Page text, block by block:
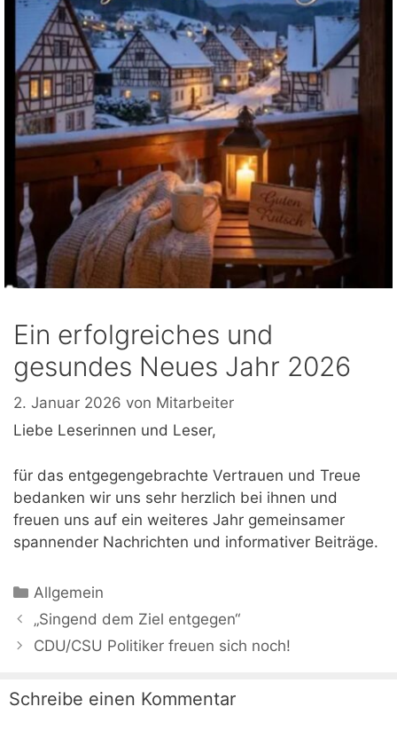
Ein erfolgreiches und
gesundes Neues Jahr 2026
2. Januar 2026 von Mitarbeiter
Liebe Leserinnen und Leser,
für das entgegengebrachte Vertrauen und Treue
bedanken wir uns sehr herzlich bei ihnen und
freuen uns auf ein weiteres Jahr gemeinsamer
spannender Nachrichten und informativer Beiträge.
Kategorien
Allgemein
„Singend dem Ziel entgegen“
CDU/CSU Politiker freuen sich noch!
Schreibe einen Kommentar